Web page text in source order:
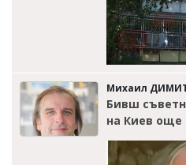
Михаил
Бивш
на Киев още